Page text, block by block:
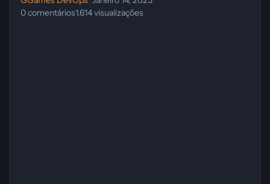
0comentários1.614visualizações